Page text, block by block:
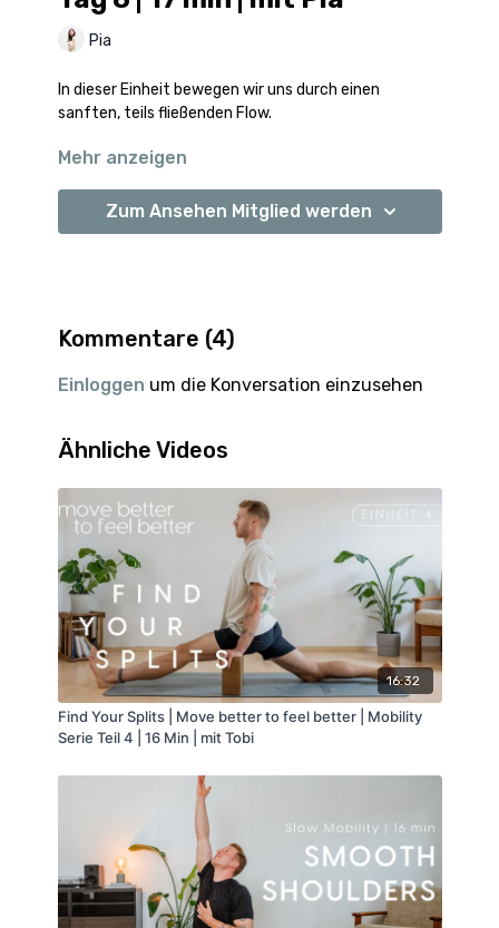
Pia
In dieser Einheit bewegen wir uns durch einen
sanften, teils fließenden Flow.
_______________________________
Empfohlene Hilfsmittel
Mehr anzeigen
Zum Ansehen Mitglied werden
Kommentare (4)
Einloggen um die Konversation einzusehen
Ähnliche Videos
16:32
Find Your Splits | Move better to feel better | Mobility
Serie Teil 4 | 16 Min | mit Tobi